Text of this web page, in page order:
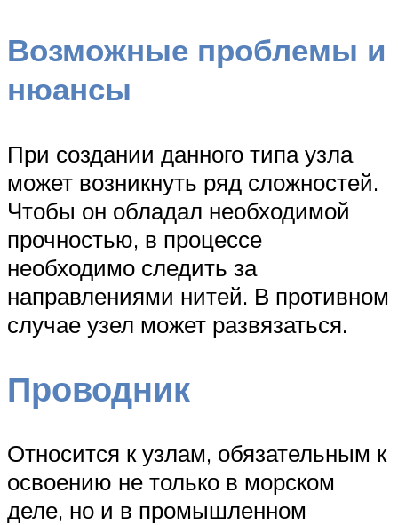
Возможные проблемы и
нюансы
При создании данного типа узла
может возникнуть ряд сложностей.
Чтобы он обладал необходимой
прочностью, в процессе
необходимо следить за
направлениями нитей. В противном
случае узел может развязаться.
Проводник
Относится к узлам, обязательным к
освоению не только в морском
деле, но и в промышленном